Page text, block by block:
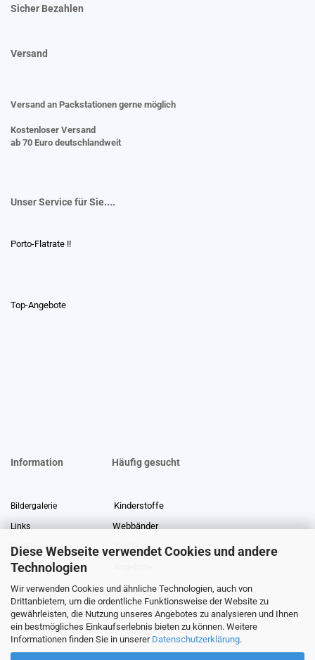
Diese Webseite verwendet Cookies und andere
Technologien
Wir verwenden Cookies und ähnliche Technologien, auch von
Drittanbietern, um die ordentliche Funktionsweise der Website zu
gewährleisten, die Nutzung unseres Angebotes zu analysieren und Ihnen
ein bestmögliches Einkaufserlebnis bieten zu können. Weitere
Informationen finden Sie in unserer Datenschutzerklärung.
Sicher Bezahlen
Versand
Versand an Packstationen gerne möglich
Kostenloser Versand
ab 70 Euro deutschlandweit
Unser Service für Sie....
Porto-Flatrate !!
Top-Angebote
Information Häufig gesucht
Bildergalerie Kinderstoffe
Links Webbänder
Stoffe Lexikon Stoffreste
Über uns
Gewerberabatt Meterware
Stoffe auf Rechnung
Information zur Echtheit von Kundenbewertungen